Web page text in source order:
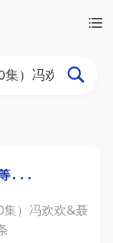
）冯欢欢&聂